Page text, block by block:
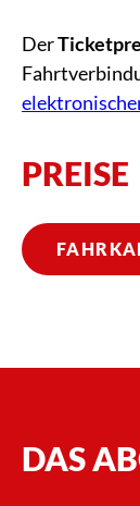
Der
PREISE
DAS